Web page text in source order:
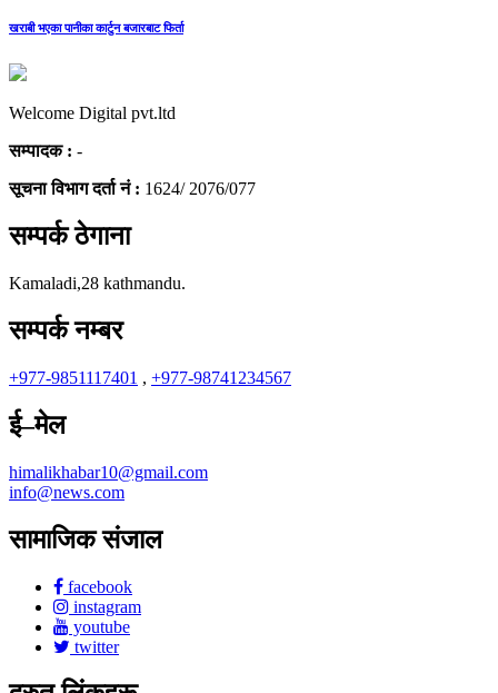
खराबी भएका पानीका कार्टुन बजारबाट फिर्ता
Welcome Digital pvt.ltd
सम्पादक : -
सूचना विभाग दर्ता नं : 1624/ 2076/077
सम्पर्क ठेगाना
Kamaladi,28 kathmandu.
सम्पर्क नम्बर
+977-9851117401 , +977-98741234567
ई–मेल
himalikhabar10@gmail.com
info@news.com
सामाजिक संजाल
facebook
instagram
youtube
twitter